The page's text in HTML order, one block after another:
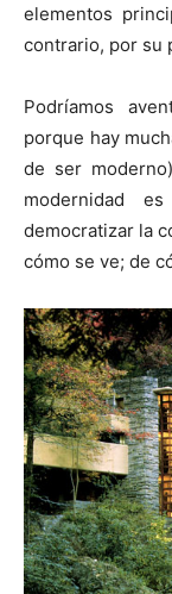
elementos
contrario, por su
Podríamos
porque hay
de ser
modernidad
democratizar la
cómo se ve; de